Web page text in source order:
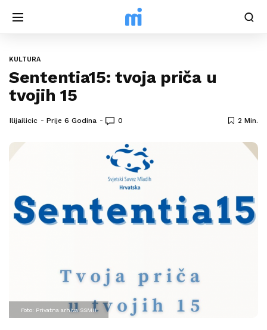
KULTURA
Sententia15: tvoja priča u
tvojih 15
Ilijailicic Prije 6 Godina 0 2 Min.
Foto: Privatna arhiva SSMH